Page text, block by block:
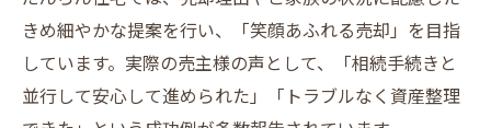
きめ細やかな提案を行い、「笑顔あふれる売却」を目指
しています。実際の売主様の声として、「相続手続きと
並行して安心して進められた」「トラブルなく資産整理